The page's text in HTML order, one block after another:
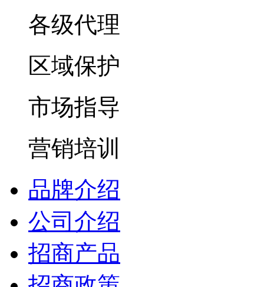
各级代理
区域保护
市场指导
营销培训
品牌介绍
公司介绍
招商产品